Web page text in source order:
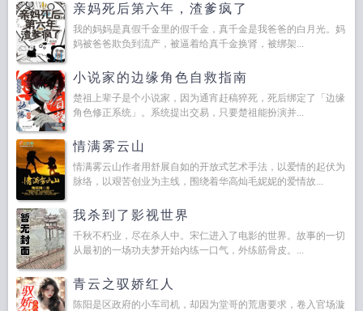
亲妈死后第六年，渣爹疯了
我的妈妈是真假千金里的假千金，真千金是我爸爸的白月光。妈
妈被爸爸欺负到流产，被逼着给真千金换肾，被绑架...
小说家的边缘角色自救指南
楚祖上辈子是个小说家，因为通宵赶稿猝死，死后绑定了「边缘
角色修正系统」。系统提出交易，只要楚祖能扮演并...
情满雾云山
情满雾云山作者用舒展自如的开放式艺术手法，以爱情的起伏为
脉络，以艰苦创业为主线，围绕着华高灿毛妮妮的爱情故...
我杀到了影视世界
千秋不朽业，尽在杀人中。宋仁进入了电影的世界。故事的一切
从最初的一场功夫梦开始内练一口气，外练筋骨皮。...
青云之驭娇红人
陈阳是区政府的小车司机，却因为堂哥的荒唐要求，卷入官场漩